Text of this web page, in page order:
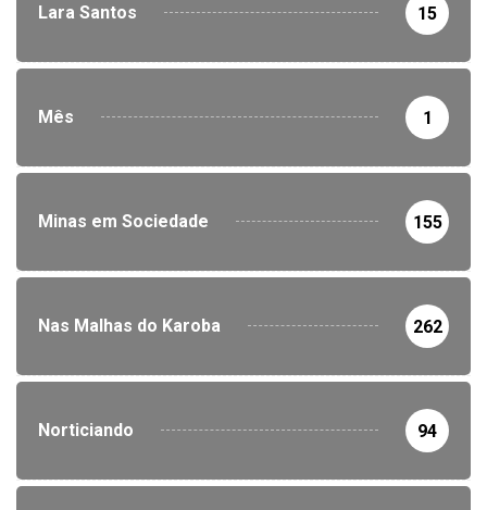
Lara Santos 15
Mês 1
Minas em Sociedade 155
Nas Malhas do Karoba 262
Norticiando 94